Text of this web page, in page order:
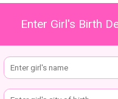
Enter Girl's Birth